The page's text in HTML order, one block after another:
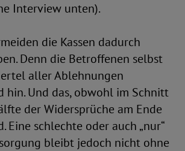
Interview unten).
die Kassen dadurch
Denn die Betroffenen selbst
aller Ablehnungen
hin. Und das, obwohl im Schnitt
der Widersprüche am Ende
Eine schlechte oder auch „nur“
bleibt jedoch nicht ohne